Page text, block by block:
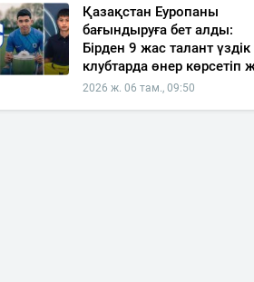
Қазақстан Еуропаны
бағындыруға бет алды:
Бірден 9 жас талант үздік
клубтарда өнер көрсетіп
2026 ж. 06 там., 09:50